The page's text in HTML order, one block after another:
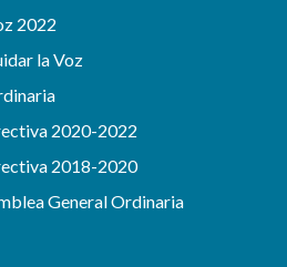
2022
la Voz
2020-2022
2018-2020
General Ordinaria